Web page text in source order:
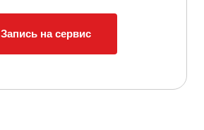
Запись на сервис